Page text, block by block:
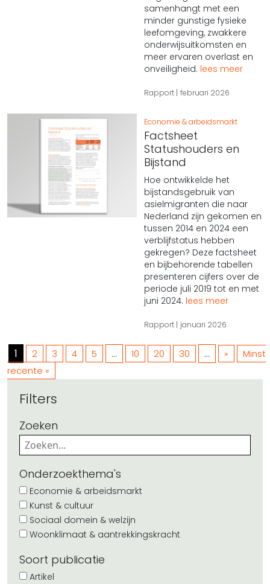
samenhangt met een
minder gunstige fysieke
leefomgeving, zwakkere
onderwijsuitkomsten en
meer ervaren overlast en
onveiligheid. lees meer
Rapport februari 2026
Economie & arbeidsmarkt
Factsheet
Statushouders en
Bijstand
Hoe ontwikkelde het
bijstandsgebruik van
asielmigranten die naar
Nederland zijn gekomen en
tussen 2014 en 2024 een
verblijfstatus hebben
gekregen? Deze factsheet
en bijbehorende tabellen
presenteren cijfers over de
periode juli 2019 tot en met
juni 2024. lees meer
Rapport januari 2026
1 2 3 4 5 ... 10 20 30 ... »
Minst
recente »
Filters
Zoeken
Onderzoekthema's
Economie & arbeidsmarkt
Kunst & cultuur
Sociaal domein & welzijn
Woonklimaat & aantrekkingskracht
Soort publicatie
Artikel